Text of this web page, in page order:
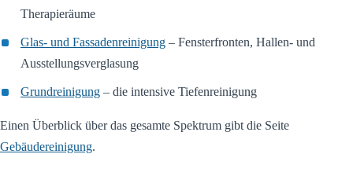
Therapieräume
Glas- und Fassadenreinigung – Fensterfronten, Hallen- und
Ausstellungsverglasung
Grundreinigung – die intensive Tiefenreinigung
Einen Überblick über das gesamte Spektrum gibt die Seite
Gebäudereinigung.